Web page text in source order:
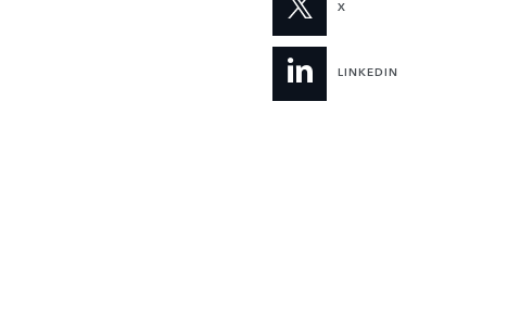
X
LINKEDIN